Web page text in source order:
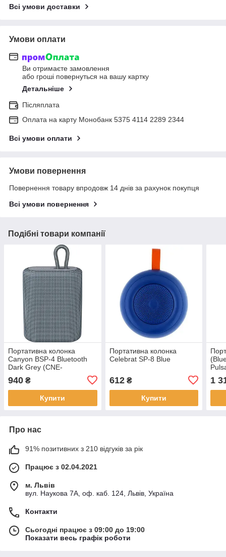
Всі умови доставки
Умови оплати
Ви отримаєте замовлення
або гроші повернуться на вашу картку
Детальніше
Післяплата
Оплата на карту Монобанк 5375 4114 2289 2344
Всі умови оплати
Умови повернення
Повернення товару впродовж 14 днів за рахунок покупця
Всі умови повернення
Подібні товари компанії
Портативна колонка
Canyon BSP-4 Bluetooth
Dark Grey (CNE-
940 ₴
Купити
Портативна колонка
Celebrat SP-8 Blue
612₴
Купити
1
Про нас
91% позитивних з 210 відгуків за рік
Працює з 02.04.2021
м. Львів
вул. Наукова 7А, оф. каб. 124, Львів, Україна
Контакти
Сьогодні працює з 09:00 до 19:00
Показати весь графік роботи